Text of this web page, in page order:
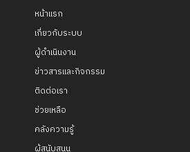
หน้าแรก
เกี่ยวกับระบบ
ผู้ดำเนินงาน
ข่าวสารและกิจกรรม
ติดต่อเรา
ช่วยเหลือ
คลังความรู้
ผู้สนับสนุน